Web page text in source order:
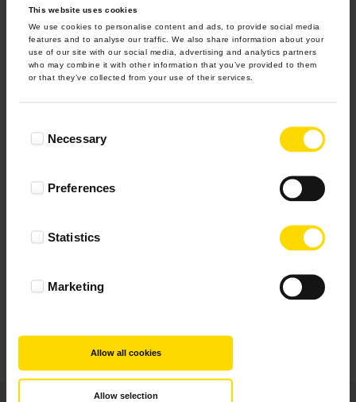
This website uses cookies
We use cookies to personalise content and ads, to provide social media
features and to analyse our traffic. We also share information about your
use of our site with our social media, advertising and analytics partners
who may combine it with other information that you’ve provided to them
or that they’ve collected from your use of their services.
SelectionNecessary
Preferences
Statistics
Marketing
Allow all cookies
Allow selection
Rozwiń
4.9 z 5.0
Najbardziej pomocne oceny, które doradzą Ci